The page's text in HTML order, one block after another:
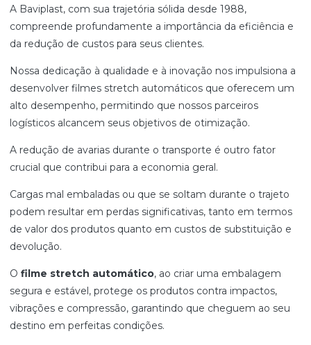
A Baviplast, com sua trajetória sólida desde 1988,
compreende profundamente a importância da eficiência e
da redução de custos para seus clientes.
Nossa dedicação à qualidade e à inovação nos impulsiona a
desenvolver filmes stretch automáticos que oferecem um
alto desempenho, permitindo que nossos parceiros
logísticos alcancem seus objetivos de otimização.
A redução de avarias durante o transporte é outro fator
crucial que contribui para a economia geral.
Cargas mal embaladas ou que se soltam durante o trajeto
podem resultar em perdas significativas, tanto em termos
de valor dos produtos quanto em custos de substituição e
devolução.
O filme stretch automático, ao criar uma embalagem
segura e estável, protege os produtos contra impactos,
vibrações e compressão, garantindo que cheguem ao seu
destino em perfeitas condições.